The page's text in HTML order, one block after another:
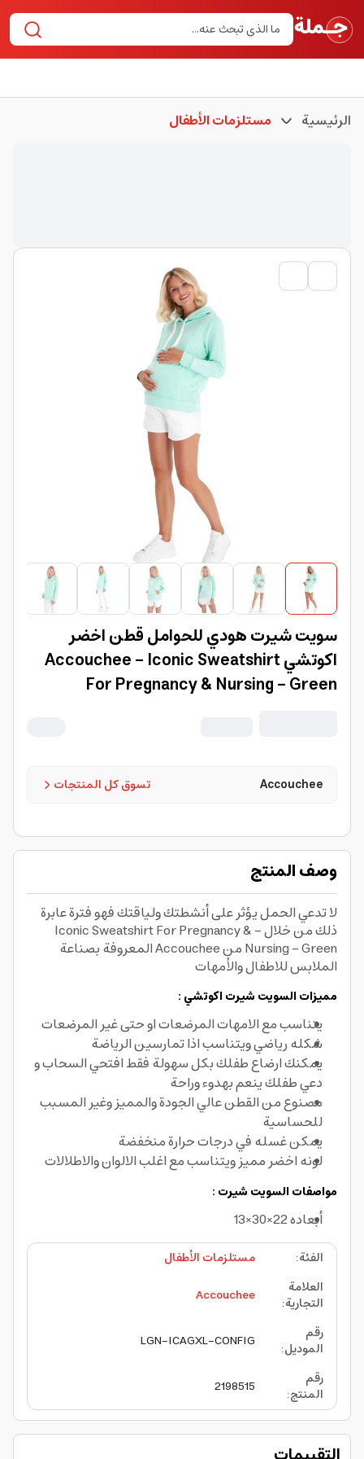
الرئيسية مستلزمات الأطفال
سويت شيرت هودي للحوامل قطن اخضر
اكوتشي Accouchee - Iconic Sweatshirt
For Pregnancy & Nursing - Green
تسوق كل المنتجات Accouchee
وصف المنتج
لا تدعي الحمل يؤثر على أنشطتك ولياقتك فهو فترة عابرة
ذلك من خلال - Iconic Sweatshirt For Pregnancy &
Nursing - Green من Accouchee المعروفة بصناعة
الملابس للاطفال والأمهات
مميزات السويت شيرت اكوتشي :
يتناسب مع الامهات المرضعات او حتى غير المرضعات
شكله رياضي ويتناسب اذا تمارسين الرياضة
يمكنك ارضاع طفلك بكل سهولة فقط افتحي السحاب و
دعي طفلك ينعم بهدوء وراحة
مصنوع من القطن عالي الجودة والمميز وغير المسبب
للحساسية
يمكن غسله في درجات حرارة منخفضة
لونه اخضر مميز ويتناسب مع اغلب الالوان والاطلالات
مواصفات السويت شيرت :
أبعاده 22×30×13
الفئة:
مستلزمات الأطفال
العلامة
التجارية:
Accouchee
رقم
الموديل:
LGN-ICAGXL-CONFIG
رقم
المنتج:
2198515